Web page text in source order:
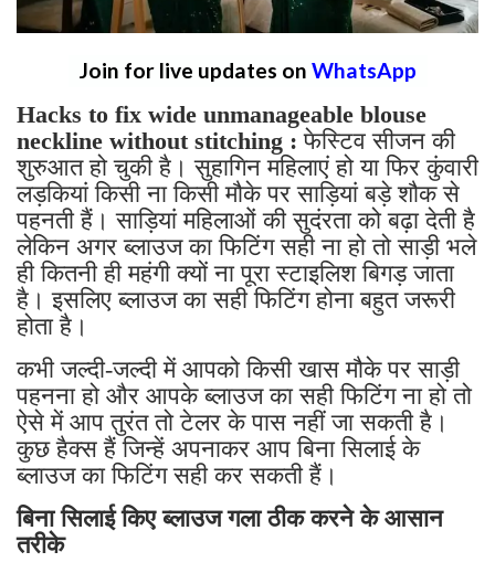
Join for live updates on WhatsApp
Hacks to fix wide unmanageable blouse
neckline without stitching :फेस्टिव सीजन की
शुरुआत हो चुकी है। सुहागिन महिलाएं हो या फिर कुंवारी
लड़कियां किसी ना किसी मौके पर साड़ियां बड़े शौक से
पहनती हैं। साड़ियां महिलाओं की सुदंरता को बढ़ा देती है
लेकिन अगर ब्लाउज का फिटिंग सही ना हो तो साड़ी भले
ही कितनी ही महंगी क्यों ना पूरा स्टाइलिश बिगड़ जाता
है। इसलिए ब्लाउज का सही फिटिंग होना बहुत जरूरी
होता है।
कभी जल्दी-जल्दी में आपको किसी खास मौके पर साड़ी
पहनना हो और आपके ब्लाउज का सही फिटिंग ना हो तो
ऐसे में आप तुरंत तो टेलर के पास नहीं जा सकती है।
कुछ हैक्स हैं जिन्हें अपनाकर आप बिना सिलाई के
ब्लाउज का फिटिंग सही कर सकती हैं।
बिना सिलाई किए ब्लाउज गला ठीक करने के आसान
तरीके